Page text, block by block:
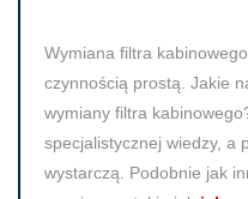
Wymiana filtra
czynnością prostą. Jakie
wymiany filtra
specjalistycznej wiedzy, a
wystarczą. Podobnie jak